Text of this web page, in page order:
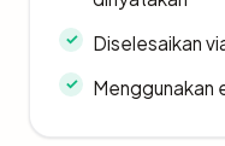
Diselesaikan
Menggunakan